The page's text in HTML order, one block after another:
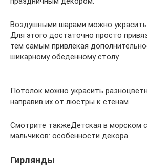
Воздушными шарами можно
Для этого достаточно просто
тем самым привлекая
шикарному обеденному столу.
Потолок можно украсить
направив их от люстры к стенам
Смотрите такжеДетская в морском
мальчиков: особенности декора
Гирлянды